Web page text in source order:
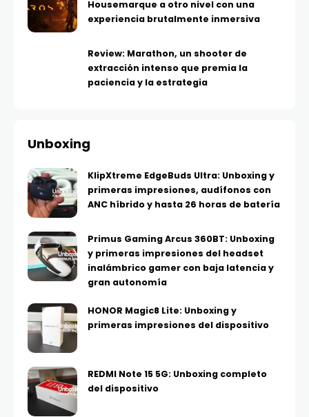
Housemarque a otro nivel con una
experiencia brutalmente inmersiva
Review: Marathon, un shooter de
extracción intenso que premia la
paciencia y la estrategia
Unboxing
KlipXtreme EdgeBuds Ultra: Unboxing y
primeras impresiones, audífonos con
ANC híbrido y hasta 26 horas de batería
Primus Gaming Arcus 360BT: Unboxing
y primeras impresiones del headset
inalámbrico gamer con baja latencia y
gran autonomía
HONOR Magic8 Lite: Unboxing y
primeras impresiones del dispositivo
REDMI Note 15 5G: Unboxing completo
del dispositivo